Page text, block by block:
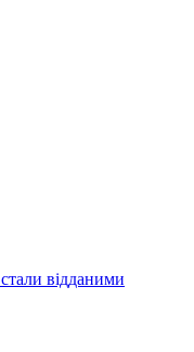
відданими